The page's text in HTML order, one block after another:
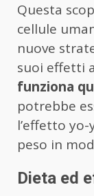
Questa
cellule
nuove
suoi effetti
funziona
potrebbe
l’effetto
peso in
Dieta ed